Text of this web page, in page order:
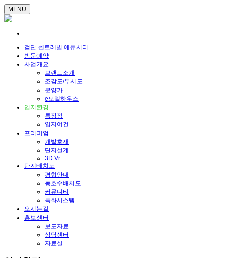
MENU
검단 센트레빌 에듀시티
방문예약
사업개요
브랜드소개
조감도/투시도
분양가
e모델하우스
입지환경
특장점
입지여건
프리미엄
개발호재
단지설계
3D Vr
단지배치도
평형안내
동호수배치도
커뮤니티
특화시스템
오시는길
홍보센터
보도자료
상담센터
자료실